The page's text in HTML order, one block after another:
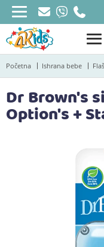
Početna Ishrana bebe
Dr Brown's
Option's +